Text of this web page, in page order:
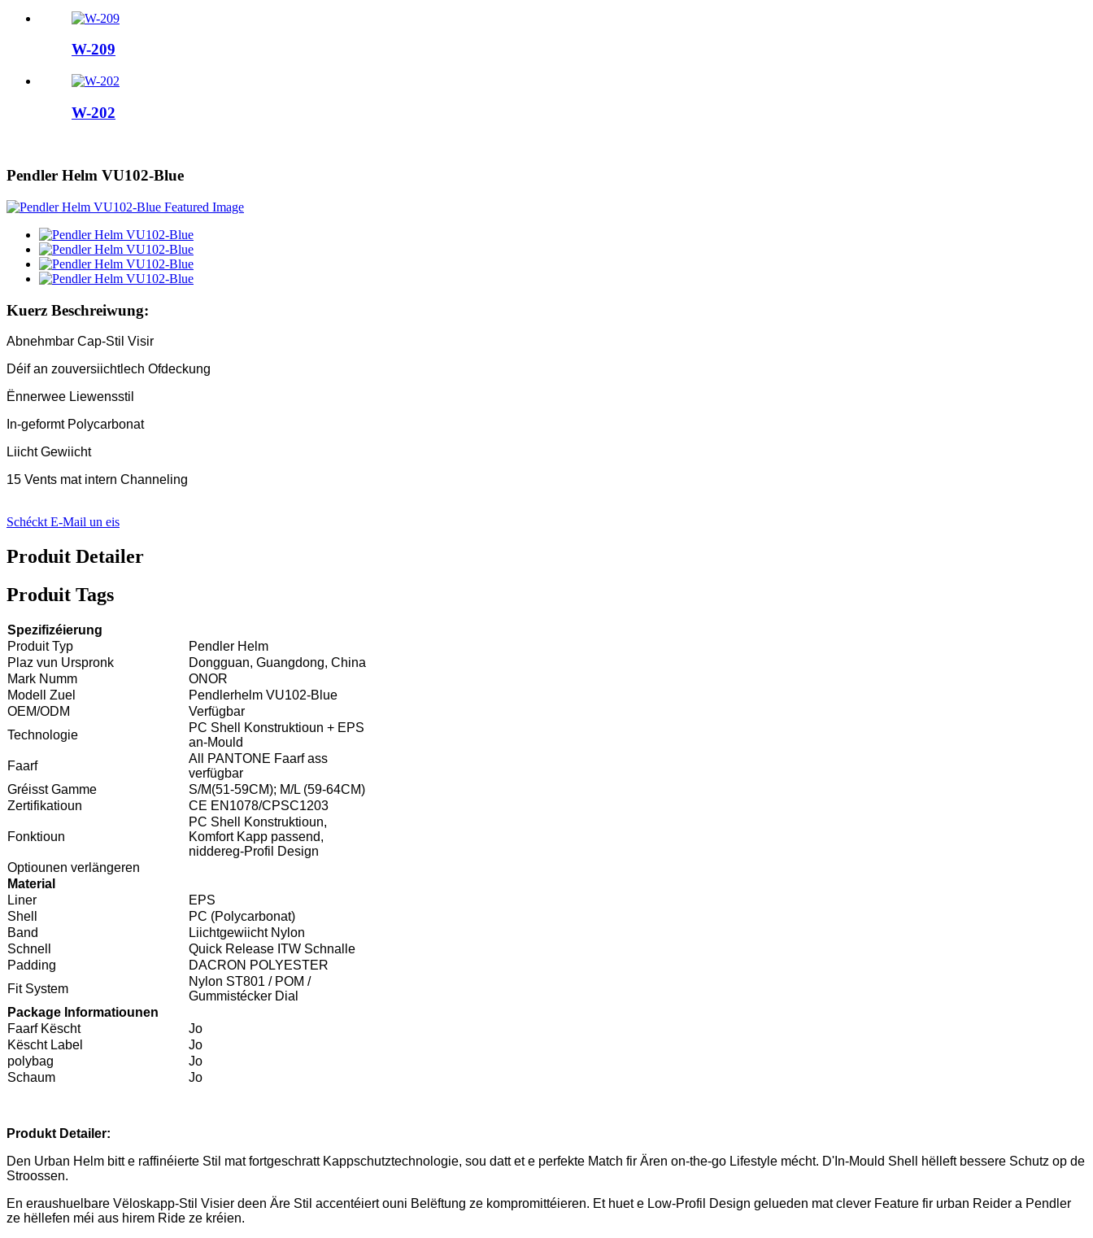
W-209
W-202
Pendler Helm VU102-Blue
Kuerz Beschreiwung:
Abnehmbar Cap-Stil Visir
Déif an zouversiichtlech Ofdeckung
Ënnerwee Liewensstil
In-geformt Polycarbonat
Liicht Gewiicht
15 Vents mat intern Channeling
Schéckt E-Mail un eis
Produit Detailer
Produit Tags
Spezifizéierung
Produit Typ
Pendler Helm
Plaz vun Urspronk
Dongguan, Guangdong, China
Mark Numm
ONOR
Modell Zuel
Pendlerhelm VU102-Blue
OEM/ODM
Verfügbar
Technologie
PC Shell Konstruktioun + EPS
an-Mould
Faarf
All PANTONE Faarf ass
verfügbar
Gréisst Gamme
S/M(51-59CM); M/L (59-64CM)
Zertifikatioun
CE EN1078/CPSC1203
Fonktioun
PC Shell Konstruktioun,
Komfort Kapp passend,
niddereg-Profil Design
Optiounen verlängeren
Material
Liner
EPS
Shell
PC (Polycarbonat)
Band
Liichtgewiicht Nylon
Schnell
Quick Release ITW Schnalle
Padding
DACRON POLYESTER
Fit System
Nylon ST801 / POM /
Gummistécker Dial
Package Informatiounen
Faarf Këscht
Jo
Këscht Label
Jo
polybag
Jo
Schaum
Jo
Produkt Detailer:
Den Urban Helm bitt e raffinéierte Stil mat fortgeschratt Kappschutztechnologie, sou datt et e perfekte Match fir Ären on-the-go Lifestyle mécht. D'In-Mould Shell hëlleft bessere Schutz op de
Stroossen.
En eraushuelbare Vëloskapp-Stil Visier deen Äre Stil accentéiert ouni Belëftung ze kompromittéieren. Et huet e Low-Profil Design gelueden mat clever Feature fir urban Reider a Pendler
ze hëllefen méi aus hirem Ride ze kréien.